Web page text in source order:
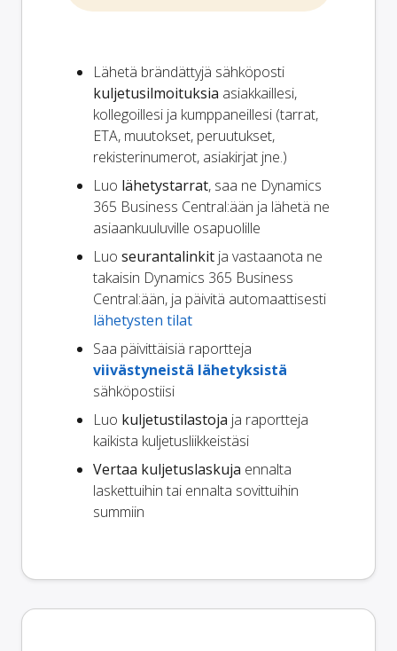
Lähetä brändättyjä sähköposti
kuljetusilmoituksia asiakkaillesi,
kollegoillesi ja kumppaneillesi (tarrat,
ETA, muutokset, peruutukset,
rekisterinumerot, asiakirjat jne.)
Luo lähetystarrat, saa ne Dynamics
365 Business Central:ään ja lähetä ne
asiaankuuluville osapuolille
Luo seurantalinkit ja vastaanota ne
takaisin Dynamics 365 Business
Central:ään, ja päivitä automaattisesti
lähetysten tilat
Saa päivittäisiä raportteja
viivästyneistä lähetyksistä
sähköpostiisi
Luo kuljetustilastoja ja raportteja
kaikista kuljetusliikkeistäsi
Vertaa kuljetuslaskuja ennalta
laskettuihin tai ennalta sovittuihin
summiin